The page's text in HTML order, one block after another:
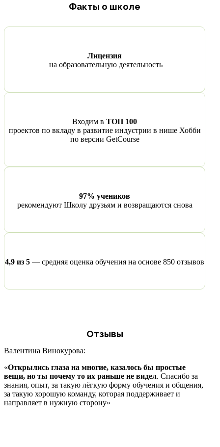
Факты о школе
Лицензия
на образовательную деятельность
Входим вТОП 100
проектов по вкладу в развитие индустрии в нише Хобби
по версии GetCourse
97% учеников
рекомендуют Школу друзьям и возвращаются снова
4,9 из 5— средняя оценка обучения на основе 850 отзывов
Отзывы
Валентина Винокурова:
«Открылись глаза на многие, казалось бы простые
вещи, но ты почему то их раньше не видел. Спасибо за
знания, опыт, за такую лёгкую форму обучения и общения,
за такую хорошую команду, которая поддерживает и
направляет в нужную сторону»